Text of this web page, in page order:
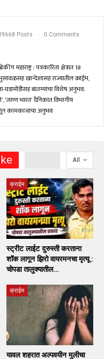
Posts 0 Comments
महाराष्ट्र : पत्रकारिता क्षेत्रात 18
खान्देशासह राज्यातील क्राईम,
बातम्यांचा विशेष अनुभव.
‘तरुण भारत’ दैनिकात विभागीय
कामकाजाचा अनुभव
All
क्राईम
स्ट्रीट लाईट दुरुस्ती करताना
शॉक लागून झिरो वायरमनचा मृत्यू :
चोपडा तालुक्यातील…
क्राईम
यावल शहरात अल्पवयीन मुलीचा